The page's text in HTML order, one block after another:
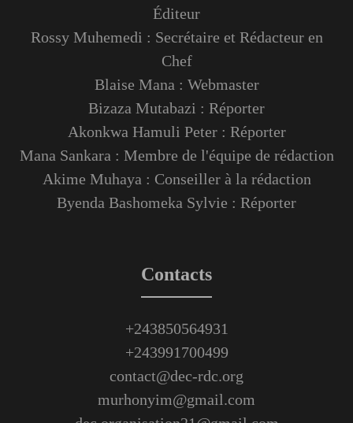
Éditeur
Rossy Muhemedi : Secrétaire et Rédacteur en
Chef
Blaise Mana : Webmaster
Bizaza Mutabazi : Réporter
Akonkwa Hamuli Peter : Réporter
Mana Sankara : Membre de l'équipe de rédaction
Akime Muhaya : Conseiller à la rédaction
Byenda Bashomeka Sylvie : Réporter
Contacts
+243850564931
+243991700499
contact@dec-rdc.org
murhonyim@gmail.com